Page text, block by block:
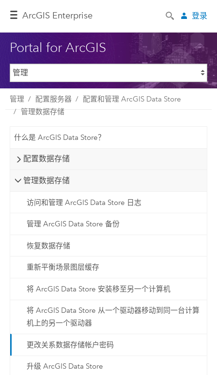
ArcGIS Enterprise 登录
Portal for ArcGIS
管理 配置服务器
配置和管理 ArcGIS Data Store
管理数据存储
什么是 ArcGIS Data Store？
配置数据存储
管理数据存储
访问和管理 ArcGIS Data Store 日志
管理 ArcGIS Data Store 备份
恢复数据存储
重新平衡场景图层缓存
将 ArcGIS Data Store 安装移至另一个计算机
将 ArcGIS Data Store 从一个驱动器移动到同一台计算
机上的另一个驱动器
更改关系数据存储帐户密码
升级 ArcGIS Data Store